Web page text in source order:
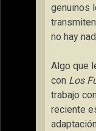
genuinos
no hay
Algo que
con Los
trabajo
reciente